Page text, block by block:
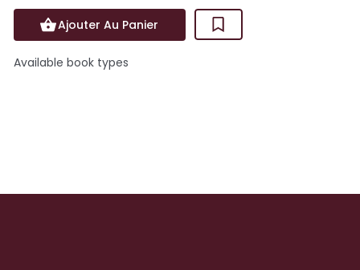
Ajouter Au Panier
Available book types